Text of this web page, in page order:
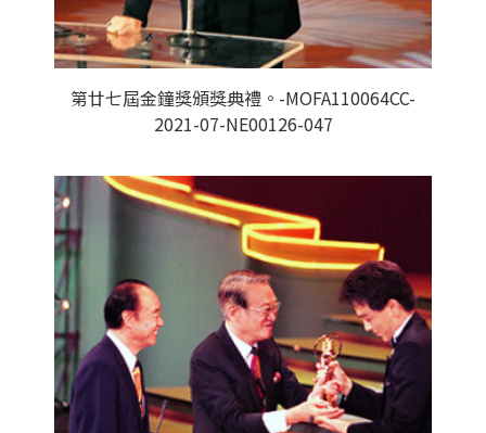
第廿七屆金鐘獎頒獎典禮。-MOFA110064CC-
2021-07-NE00126-047